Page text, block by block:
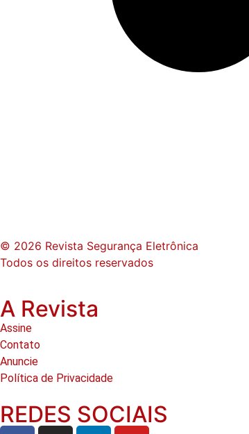
© 2026 Revista Segurança Eletrônica
Todos os direitos reservados
A Revista
Assine
Contato
Anuncie
Política de Privacidade
REDES SOCIAIS